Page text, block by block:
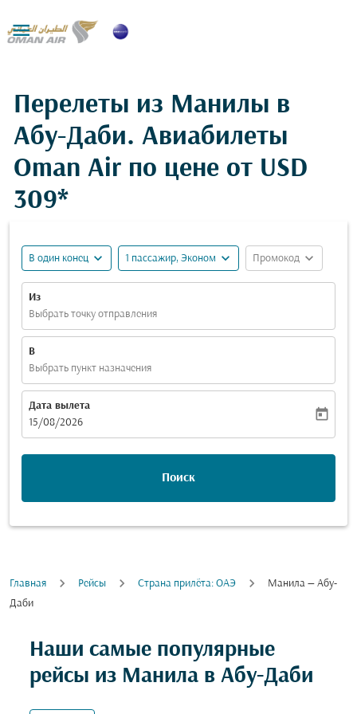

Перелеты из Манилы в
Абу-Даби. Авиабилеты
Oman Air по цене от USD
309*
В один конец expand_more 1 пассажир, Эконом expand_more Промокод expand_more
Из
Выбрать точку отправления
В
Выбрать пункт назначения
Дата вылета
fc-booking-departure-date-aria-label
15/08/2026
today
Поиск
Главная Рейсы Cтрана прилёта: ОАЭ
Манила — Абу-
Даби
Наши самые популярные
рейсы из Манила в Абу-Даби